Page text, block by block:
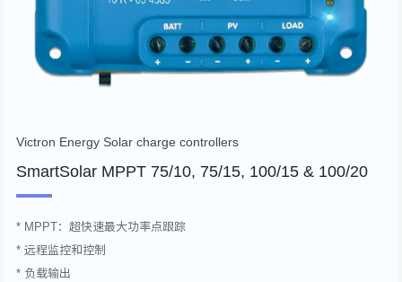
Victron Energy Solar charge controllers
SmartSolar MPPT 75/10, 75/15, 100/15 & 100/20
* MPPT：超快速最大功率点跟踪
* 远程监控和控制
* 负载输出